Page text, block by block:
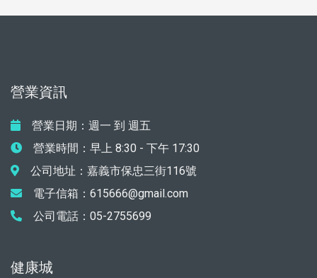
營業資訊
營業日期：週一 到 週五
營業時間：早上 8:30 - 下午 17:30
公司地址：嘉義市保忠三街116號
電子信箱：615666@gmail.com
公司電話：05-2755699
健康城